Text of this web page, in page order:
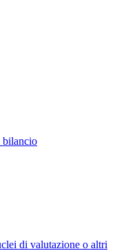
bilancio
di valutazione o altri